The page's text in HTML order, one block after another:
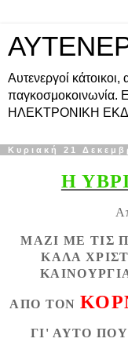
Αυτενεργοί κάτοικοι,
ΗΛΕΚΤΡΟΝΙΚΗ
Κυριακή 21
Η
ΜΑΖΙ ΜΕ ΤΙΣ
ΚΑΛΑ
ΑΠΟ ΤΟΝ
ΓΙ' ΑΥΤΟ